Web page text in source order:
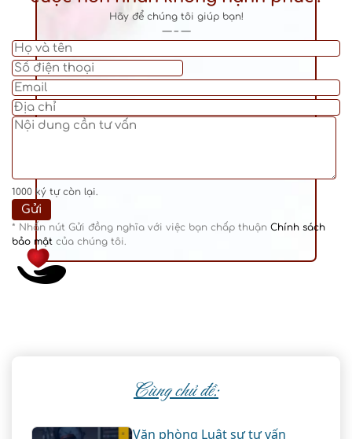
Hãy để chúng tôi giúp bạn!
— – —
1000 ký tự còn lại.
* Nhấn nút Gửi đồng nghĩa với việc bạn chấp thuận Chính sách
bảo mật của chúng tôi.
Cùng chủ đề:
Văn phòng Luật sư tư vấn